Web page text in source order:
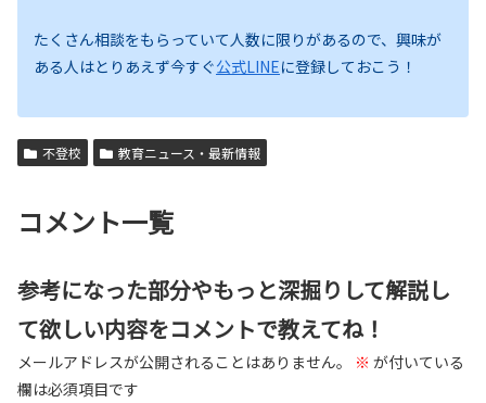
たくさん相談をもらっていて人数に限りがあるので、興味が
ある人はとりあえず今すぐ公式LINEに登録しておこう！
不登校 教育ニュース・最新情報
コメント一覧
参考になった部分やもっと深掘りして解説し
て欲しい内容をコメントで教えてね！
メールアドレスが公開されることはありません。 ※ が付いている
欄は必須項目です